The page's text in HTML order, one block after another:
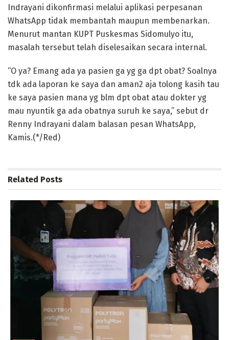
Indrayani dikonfirmasi melalui aplikasi perpesanan
WhatsApp tidak membantah maupun membenarkan.
Menurut mantan KUPT Puskesmas Sidomulyo itu,
masalah tersebut telah diselesaikan secara internal.
“O ya? Emang ada ya pasien ga yg ga dpt obat? Soalnya
tdk ada laporan ke saya dan aman2 aja tolong kasih tau
ke saya pasien mana yg blm dpt obat atau dokter yg
mau nyuntik ga ada obatnya suruh ke saya,” sebut dr
Renny Indrayani dalam balasan pesan WhatsApp,
Kamis.(*/Red)
Related Posts